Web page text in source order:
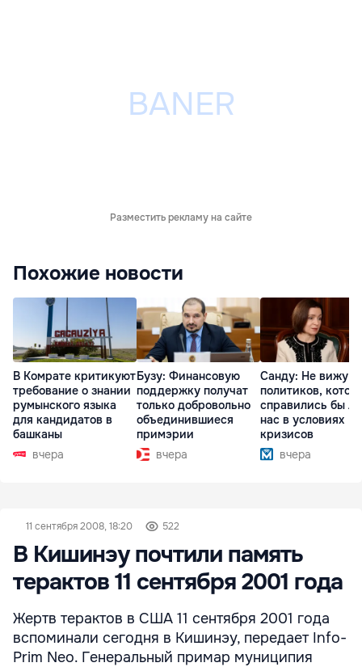
Разместить рекламу на сайте
Похожие новости
В Комрате критикуют
требование о знании
румынского языка
для кандидатов в
башканы
вчера
Бузу: Финансовую
поддержку получат
только добровольно
объединившиеся
примэрии
вчера
Санду: Не вижу
политиков,
справились бы
нас в условиях
кризисов
вчера
11 сентября 2008, 18:20 522
В Кишинэу почтили память
терактов 11 сентября 2001 года
Жертв терактов в США 11 сентября 2001 года
вспоминали сегодня в Кишинэу, передает Info-
Prim Neo. Генеральный примар муниципия